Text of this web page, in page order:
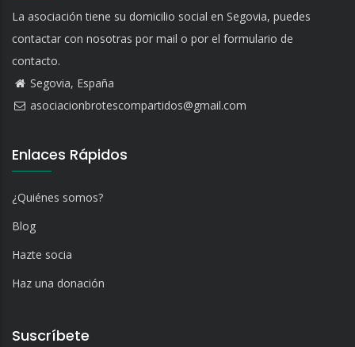
La asociación tiene su domicilio social en Segovia, puedes
contactar con nosotras por mail o por el formulario de
contacto.
Segovia, España
asociacionbrotescompartidos@gmail.com
Enlaces Rápidos
¿Quiénes somos?
Blog
Hazte socia
Haz una donación
Suscríbete